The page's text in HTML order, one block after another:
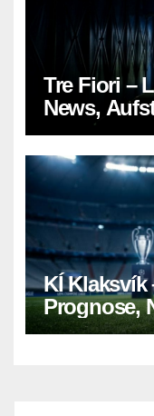
Tre Fiori –
News,
KÍ Klaksvík
Prognose,
Tipp